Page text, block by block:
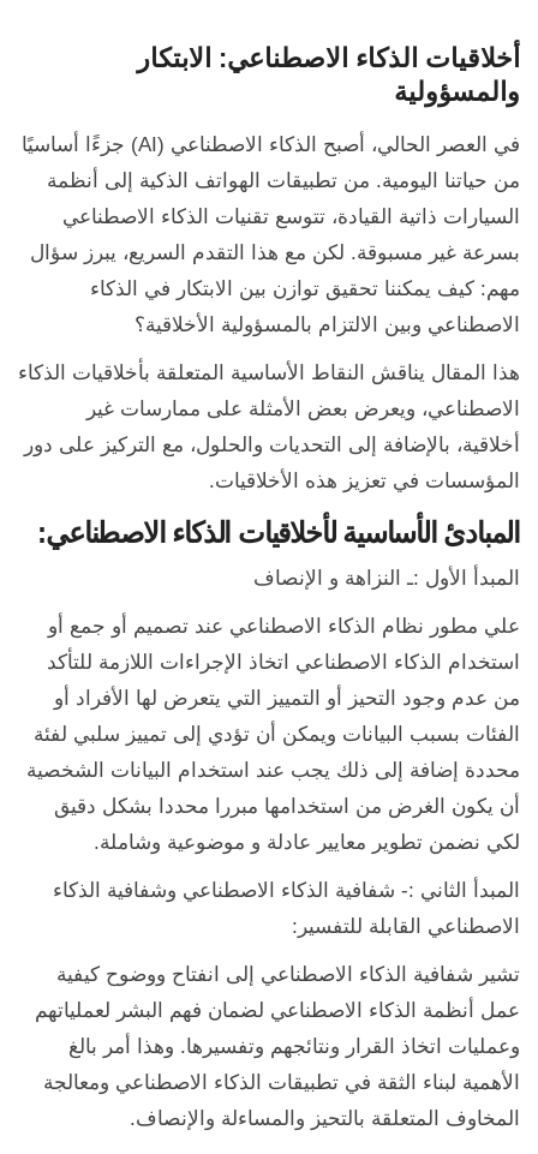
أخلاقيات الذكاء الاصطناعي: الابتكار
والمسؤولية
في العصر الحالي، أصبح الذكاء الاصطناعي (AI) جزءًا أساسيًا
من حياتنا اليومية. من تطبيقات الهواتف الذكية إلى أنظمة
السيارات ذاتية القيادة، تتوسع تقنيات الذكاء الاصطناعي
بسرعة غير مسبوقة. لكن مع هذا التقدم السريع، يبرز سؤال
مهم: كيف يمكننا تحقيق توازن بين الابتكار في الذكاء
الاصطناعي وبين الالتزام بالمسؤولية الأخلاقية؟
هذا المقال يناقش النقاط الأساسية المتعلقة بأخلاقيات الذكاء
الاصطناعي، ويعرض بعض الأمثلة على ممارسات غير
أخلاقية، بالإضافة إلى التحديات والحلول، مع التركيز على دور
المؤسسات في تعزيز هذه الأخلاقيات.
المبادئ الأساسية لأخلاقيات الذكاء الاصطناعي:
المبدأ الأول :ـ النزاهة و الإنصاف
علي مطور نظام الذكاء الاصطناعي عند تصميم أو جمع أو
استخدام الذكاء الاصطناعي اتخاذ الإجراءات اللازمة للتأكد
من عدم وجود التحيز أو التمييز التي يتعرض لها الأفراد أو
الفئات بسبب البيانات ويمكن أن تؤدي إلى تمييز سلبي لفئة
محددة إضافة إلى ذلك يجب عند استخدام البيانات الشخصية
أن يكون الغرض من استخدامها مبررا محددا بشكل دقيق
لكي نضمن تطوير معايير عادلة و موضوعية وشاملة.
المبدأ الثاني :- شفافية الذكاء الاصطناعي وشفافية الذكاء
الاصطناعي القابلة للتفسير:
تشير شفافية الذكاء الاصطناعي إلى انفتاح ووضوح كيفية
عمل أنظمة الذكاء الاصطناعي لضمان فهم البشر لعملياتهم
وعمليات اتخاذ القرار ونتائجهم وتفسيرها. وهذا أمر بالغ
الأهمية لبناء الثقة في تطبيقات الذكاء الاصطناعي ومعالجة
المخاوف المتعلقة بالتحيز والمساءلة والإنصاف.